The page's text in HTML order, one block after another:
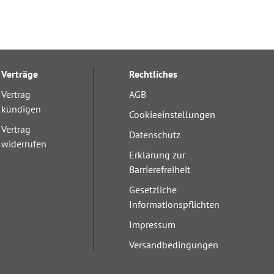
Verträge
Vertrag
kündigen
Vertrag
widerrufen
Rechtliches
AGB
Cookieeinstellungen
Datenschutz
Erklärung zur
Barrierefreiheit
Gesetzliche
Informationspflichten
Impressum
Versandbedingungen